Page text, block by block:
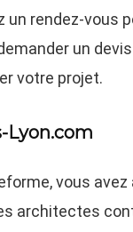
un rendez-vous
un
votre projet.
vous
architectes